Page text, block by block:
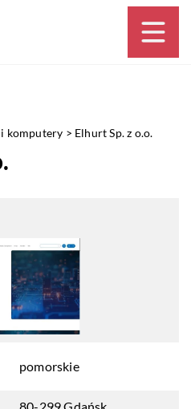
komputery > Elhurt Sp. z o.o.
pomorskie